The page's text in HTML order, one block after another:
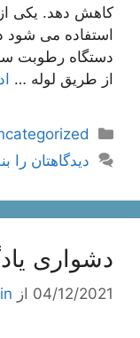
کاهش دهد. یکی
استفاده می شود
دستگاه رطوبت
از طریق لوله …
دسته‌ها
دیدگاهتان را
دشواری
04/12/2021 از